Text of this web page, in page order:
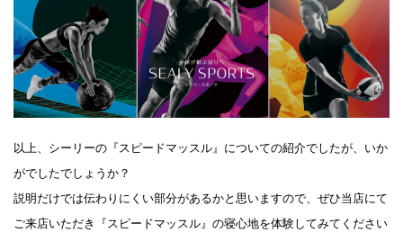
以上、シーリーの『スピードマッスル』についての紹介でしたが、いか
がでしたでしょうか？
説明だけでは伝わりにくい部分があるかと思いますので、ぜひ当店にて
ご来店いただき『スピードマッスル』の寝心地を体験してみてください